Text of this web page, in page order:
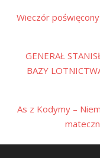
Wieczór
GENERAŁ
BAZY
As z Kodymy –